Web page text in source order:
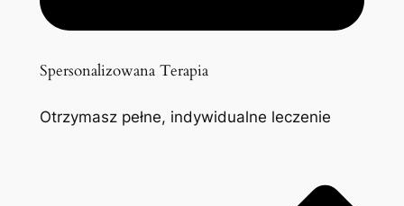
Spersonalizowana Terapia
Otrzymasz pełne, indywidualne leczenie